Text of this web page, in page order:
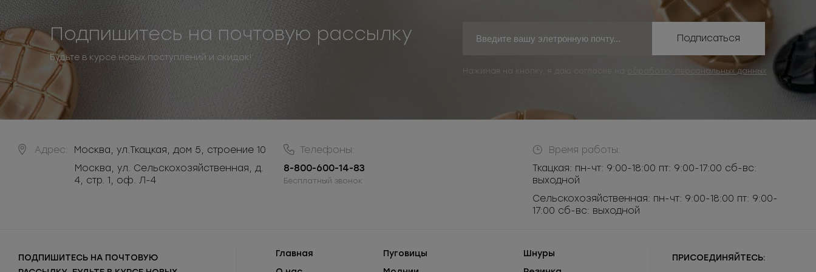
Подпишитесь на почтовую рассылку
Будьте в курсе новых поступлений и скидок!
Подписаться
Нажимая на кнопку, я даю согласие на обработку персональных данных
Адрес: Москва, ул.Ткацкая, дом 5, строение 10
Москва, ул. Сельскохозяйственная, д.
4, стр. 1, оф. Л-4
Телефоны:
8-800-600-14-83
Бесплатный звонок
Время работы:
Ткацкая: пн-чт: 9:00-18:00 пт: 9:00-17:00 сб-вс:
выходной
Сельскохозяйственная: пн-чт: 9:00-18:00 пт: 9:00-
17:00 сб-вс: выходной
ПОДПИШИТЕСЬ НА ПОЧТОВУЮ
Главная
Пуговицы
Шнуры
ПРИСОЕДИНЯЙТЕСЬ: